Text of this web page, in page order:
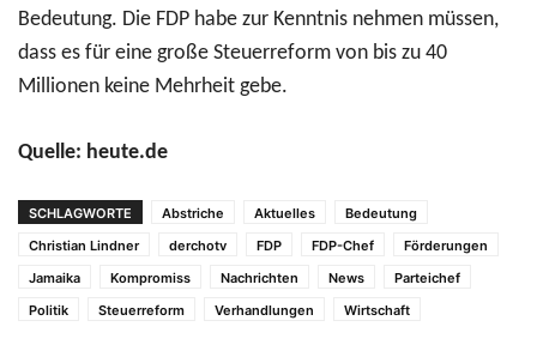
Bedeutung. Die FDP habe zur Kenntnis nehmen müssen,
dass es für eine große Steuerreform von bis zu 40
Millionen keine Mehrheit gebe.
Quelle: heute.de
SCHLAGWORTE Abstriche Aktuelles
Bedeutung
Christian Lindner
derchotv FDP FDP-Chef
Förderungen
Jamaika
Kompromiss Nachrichten News
Parteichef
Politik
Steuerreform Verhandlungen Wirtschaft